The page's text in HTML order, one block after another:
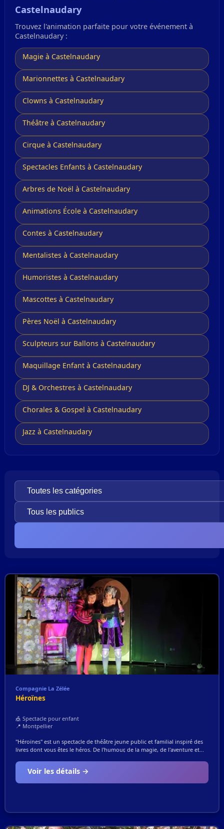
Castelnaudary
Trouvez l'animation parfaite pour votre événement à
Castelnaudary :
Magie à Castelnaudary
Marionnettes à Castelnaudary
Clowns à Castelnaudary
Théâtre à Castelnaudary
Cirque à Castelnaudary
Spectacles Enfants à Castelnaudary
Arbres de Noël à Castelnaudary
Animations École à Castelnaudary
Contes à Castelnaudary
Mentalistes à Castelnaudary
Humoristes à Castelnaudary
Mascottes à Castelnaudary
Pères Noël à Castelnaudary
Sculpteurs sur Ballons à Castelnaudary
Maquillage Enfant à Castelnaudary
DJ & Orchestres à Castelnaudary
Chorales & Gospel à Castelnaudary
Jazz à Castelnaudary
Compagnie La Zélée
Héroïnes
🎪 Spectacle pour enfant
📍 Montpellier
"Héroïnes" est un spectacle de théâtre jeune public et familial inspiré des
livres dont vous êtes le héros. De l'humour, de la magie, de l'aventure et...
Voir les détails →